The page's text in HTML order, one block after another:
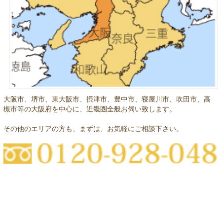
大阪市、堺市、東大阪市、摂津市、豊中市、寝屋川市、吹田市、高
槻市等の大阪府を中心に、近畿圏全般お伺い致します。
その他のエリアの方も、まずは、お気軽にご相談下さい。